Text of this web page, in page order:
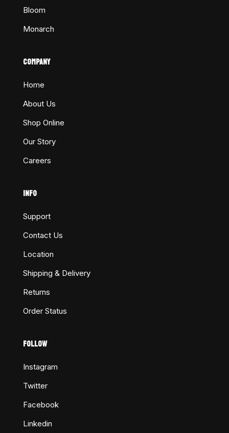
Bloom
Monarch
COMPANY
Home
About Us
Shop Online
Our Story
Careers
INFO
Support
Contact Us
Location
Shipping & Delivery
Returns
Order Status
FOLLOW
Instagram
Twitter
Facebook
Linkedin